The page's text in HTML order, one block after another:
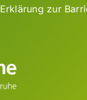
Erklärung zur